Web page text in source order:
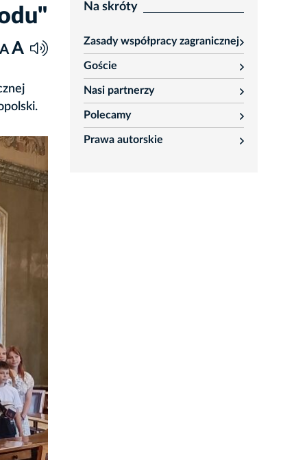
A A
Na skróty
Zasady współpracy zagranicznej
rozwiń
Goście
rozwiń
Nasi partnerzy
rozwiń
Polecamy
rozwiń
Prawa autorskie
rozwiń